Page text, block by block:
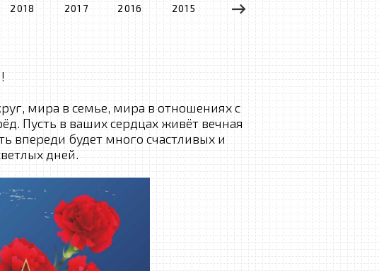
2018 2017 2016 2015 2014 2013 2012
мира в семье, мира в отношениях с
Пусть в ваших сердцах живёт вечная
впереди будет много счастливых и
дней.